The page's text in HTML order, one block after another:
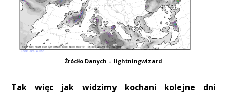
Źródło Danych – lightningwizard
Tak więc jak widzimy kochani kolejne dni